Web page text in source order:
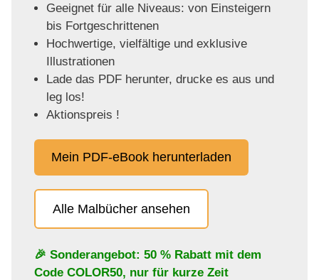
Geeignet für alle Niveaus: von Einsteigern
bis Fortgeschrittenen
Hochwertige, vielfältige und exklusive
Illustrationen
Lade das PDF herunter, drucke es aus und
leg los!
Aktionspreis !
Mein PDF-eBook herunterladen
Alle Malbücher ansehen
🎉 Sonderangebot: 50 % Rabatt mit dem
Code COLOR50, nur für kurze Zeit